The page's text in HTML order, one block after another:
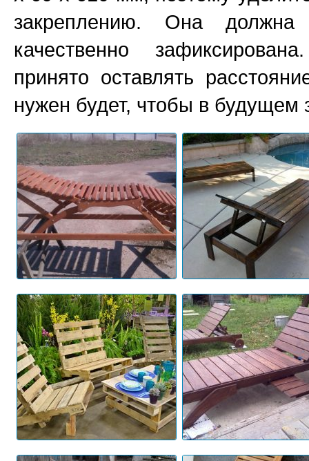
закреплению. Она должна
качественно
принято оставлять
нужен будет, чтобы в будущем